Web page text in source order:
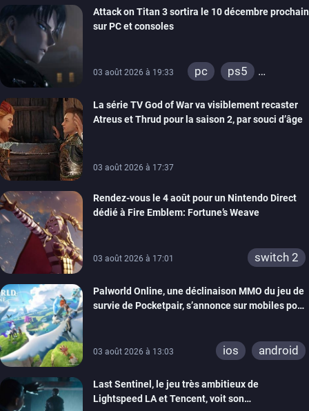
Attack on Titan 3 sortira le 10 décembre prochain
sur PC et consoles
03 août 2026 à 19:33 pc
ps5
switch 2
La série TV God of War va visiblement recaster
Atreus et Thrud pour la saison 2, par souci d’âge
03 août 2026 à 17:37
Rendez-vous le 4 août pour un Nintendo Direct
dédié à Fire Emblem: Fortune’s Weave
03 août 2026 à 17:01 switch 2
Palworld Online, une déclinaison MMO du jeu de
survie de Pocketpair, s’annonce sur mobiles pour
03 août 2026 à 13:03 ios android
Last Sentinel, le jeu très ambitieux de
Lightspeed LA et Tencent, voit son